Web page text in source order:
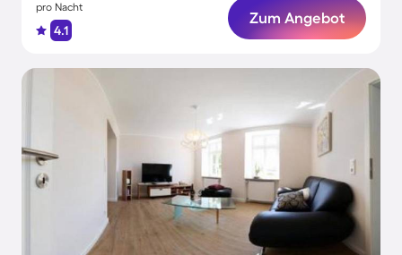
pro Nacht
4.1
Zum Angebot